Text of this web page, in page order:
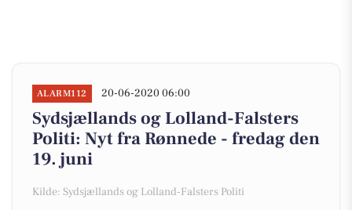
ALARM112 20-06-2020 06:00
Sydsjællands og Lolland-Falsters
Politi: Nyt fra Rønnede - fredag den
19. juni
Kilde: Sydsjællands og Lolland-Falsters Politi